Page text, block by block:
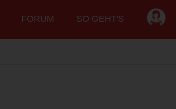
FORUM SO GEHT'S